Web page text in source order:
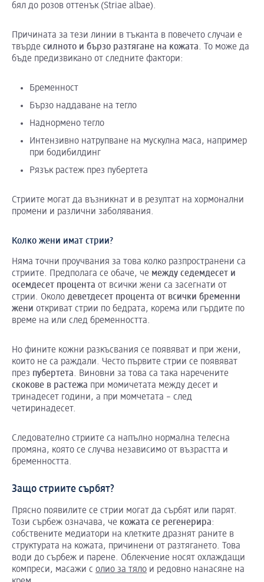
бял до розов оттенък (Striae albae).
Причината за тези линии в тъканта в повечето случаи е
твърде силното и бързо разтягане на кожата. То може да
бъде предизвикано от следните фактори:
Бременност
Бързо наддаване на тегло
Наднормено тегло
Интензивно натрупване на мускулна маса, например
при бодибилдинг
Рязък растеж през пубертета
Стриите могат да възникнат и в резултат на хормонални
промени и различни заболявания.
Колко жени имат стрии?
Няма точни проучвания за това колко разпространени са
стриите. Предполага се обаче, че между седемдесет и
осемдесет процента от всички жени са засегнати от
стрии. Около деветдесет процента от всички бременни
жени откриват стрии по бедрата, корема или гърдите по
време на или след бременността.
Но фините кожни разкъсвания се появяват и при жени,
които не са раждали. Често първите стрии се появяват
през пубертета. Виновни за това са така наречените
скокове в растежа при момичетата между десет и
тринадесет години, а при момчетата – след
четиринадесет.
Следователно стриите са напълно нормална телесна
промяна, която се случва независимо от възрастта и
бременността.
Защо стриите сърбят?
Прясно появилите се стрии могат да сърбят или парят.
Този сърбеж означава, че кожата се регенерира:
собствените медиатори на клетките дразнят раните в
структурата на кожата, причинени от разтягането. Това
води до сърбеж и парене. Облекчение носят охлаждащи
компреси, масажи с олио за тяло и редовно нанасяне на